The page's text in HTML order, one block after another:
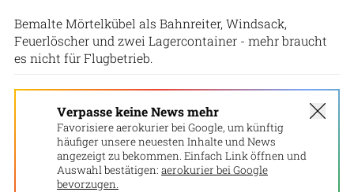
Bemalte Mörtelkübel als Bahnreiter, Windsack,
Feuerlöscher und zwei Lagercontainer - mehr braucht
es nicht für Flugbetrieb.
Verpasse keine News mehr
Favorisiere aerokurier bei Google, um künftig
häufiger unsere neuesten Inhalte und News
angezeigt zu bekommen. Einfach Link öffnen und
Auswahl bestätigen: aerokurier bei Google
bevorzugen.